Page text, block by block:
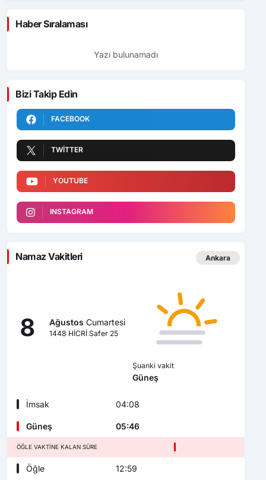
Haber Sıralaması
Yazı bulunamadı
Bizi Takip Edin
FACEBOOK
TWITTER
YOUTUBE
INSTAGRAM
Namaz Vakitleri Ankara
8 Ağustos Cumartesi
1448 HİCRİ Safer 25
Şuanki vakit
Güneş
İmsak 04:08
Güneş 05:46
ÖĞLE VAKTINE KALAN SÜRE
Öğle 12:59